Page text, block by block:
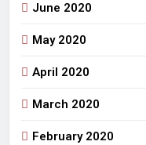
June 2020
May 2020
April 2020
March 2020
February 2020